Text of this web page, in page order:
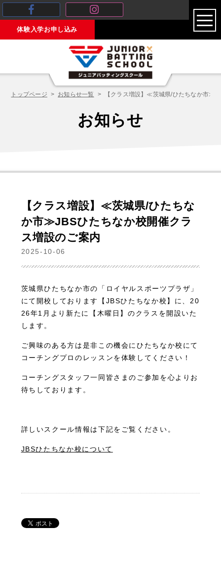
体験入学お申し込み
toggle
トップページ お知らせ一覧 【クラス増設】≪茨城県/ひたちなか市
お知らせ
【クラス増設】≪茨城県/ひたちな
か市≫JBSひたちなか校開催クラ
ス増設のご案内
2025-10-06
茨城県ひたちなか市の「ロイヤルスポーツプラザ」
にて開校しております【JBSひたちなか校】に、20
26年1月より新たに【木曜日】のクラスを開設いた
します。
ご興味のある方は是非この機会にひたちなか校にて
コーチングプロのレッスンを体験してください！
コーチングスタッフ一同皆さまのご参加を心よりお
待ちしております。
詳しいスクール情報は下記をご覧ください。
JBSひたちなか校について